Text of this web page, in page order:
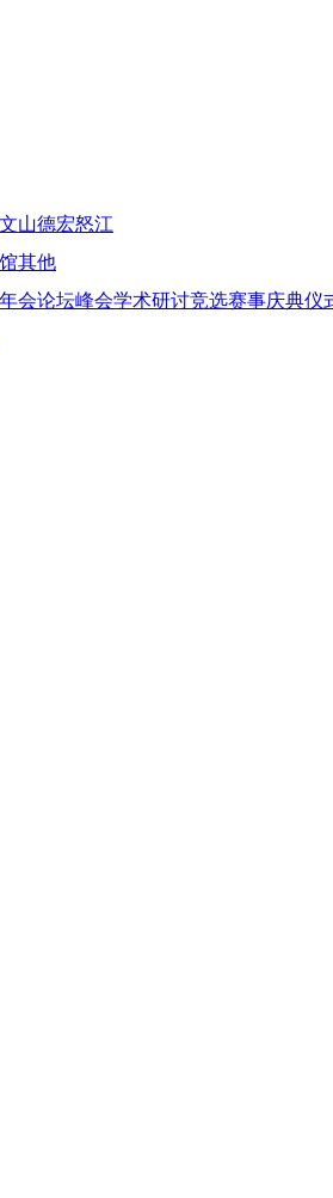
文山德宏怒江
其他
会论坛峰会学术研讨竞选赛事庆典仪